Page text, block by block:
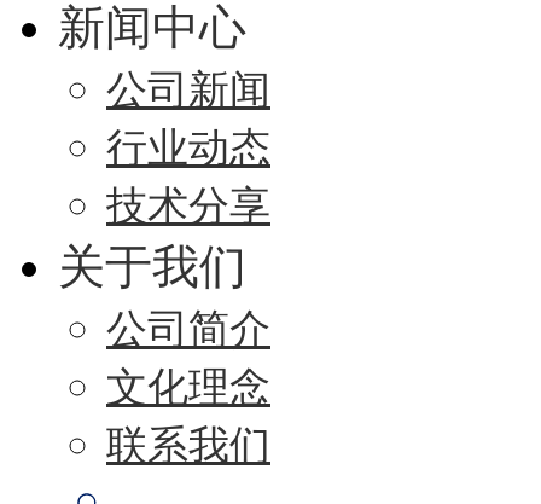
新闻中心
公司新闻
行业动态
技术分享
关于我们
公司简介
文化理念
联系我们